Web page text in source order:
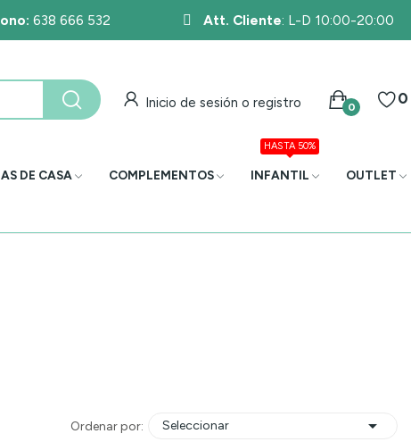
638 666 532 Att. Cliente: L-D 10:00-20:00
Inicio de sesión o registro 0 0
DE CASA COMPLEMENTOS INFANTIL
HASTA 50%
OUTLET
Ordenar por: Seleccionar 